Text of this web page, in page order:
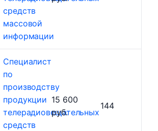
средств
массовой
информации
Специалист
по
производству
продукции
телерадиовещательных
средств
15 600
руб.
144